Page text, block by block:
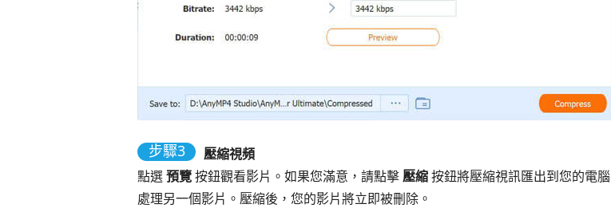
步驟3
壓縮視頻
點選預覽按鈕觀看影片。如果您滿意，請點擊壓縮按鈕將壓縮視訊匯出到您的電
處理另一個影片。壓縮後，您的影片將立即被刪除。